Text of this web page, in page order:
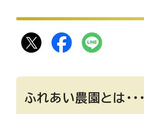
ふれあい農園とは・・・